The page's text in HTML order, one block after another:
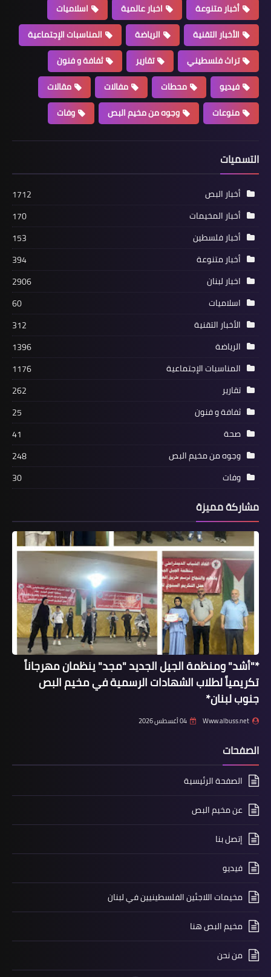
أخبار البص
"فتح" تنظّم مسيرةً حاشدةً في مخيّم
البص إحياءً للذكرى الـ١٨ لا.ست*شها-د
الرئيس الرمز ياسر عرفات
أخصائية تغذية: تناول 5 أطعمة لصحة
المفاصل وتقليل الالتهاب.. أبرزها الثوم
الرياضة
أهم مباريات اليوم السبت.. مواعيدها
والقنوات الناقلة لها
أخبار فلسطين
مقتل فلسطيني في عملية سطو مسلح
بأمريكا
أخبار متنوعة
جمعية هلا صور تكرم الزميل المصور خالد
النصر
أخبار متنوعة
اخبار عالمية
اسلاميات
الأخبار التقنية
الرياضة
المناسبات الإجتماعية
تراث فلسطيني
تقارير
ثفافة و فنون
فيديو
محطات مفالات
مقالات
منوعات
وجوه من مخيم البص وفات
التسميات
أخبار البص
1712
أخبار المخيمات
170
أخبار فلسطين
153
أخبار متنوعة
394
اخبار لبنان
2906
اسلاميات
60
الأخبار التقنية
312
الرياضة
1396
المناسبات الإجتماعية
1176
تقارير
262
ثفافة و فنون
25
صحة
41
وجوه من مخيم البص
248
وفات
30
مشاركة مميزة
*"أشد" ومنظمة الجيل الجديد "مجد" ينظمان مهرجاناً
تكريمياً لطلاب الشهادات الرسمية في مخيم البص
جنوب لبنان*
Www.albuss.net 04 أغسطس 2026
الصفحات
الصفحة الرئيسية
عن مخيم البص
إتصل بنا
فيديو
مخيمات اللاجئين الفلسطينيين في لبنان
مخيم البص هنا
من نحن